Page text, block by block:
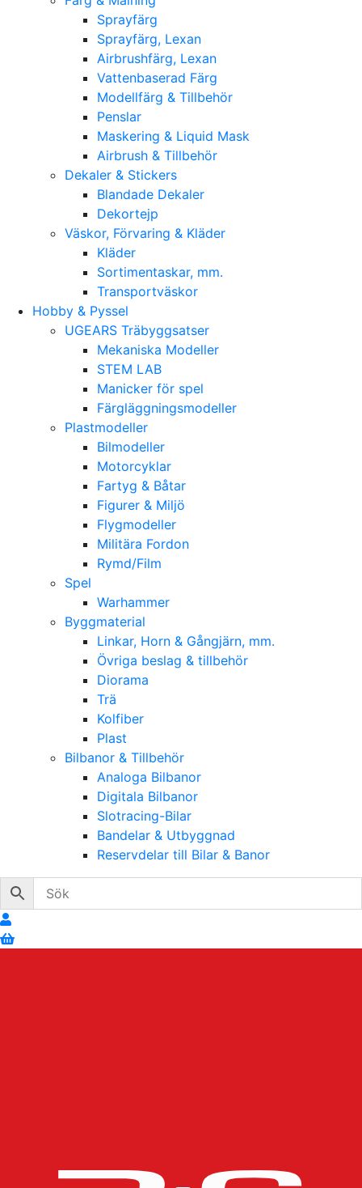
Sprayfärg
Sprayfärg, Lexan
Airbrushfärg, Lexan
Vattenbaserad Färg
Modellfärg & Tillbehör
Penslar
Maskering & Liquid Mask
Airbrush & Tillbehör
Dekaler & Stickers
Blandade Dekaler
Dekortejp
Väskor, Förvaring & Kläder
Kläder
Sortimentaskar, mm.
Transportväskor
Hobby & Pyssel
UGEARS Träbyggsatser
Mekaniska Modeller
STEM LAB
Manicker för spel
Färgläggningsmodeller
Plastmodeller
Bilmodeller
Motorcyklar
Fartyg & Båtar
Figurer & Miljö
Flygmodeller
Militära Fordon
Rymd/Film
Spel
Warhammer
Byggmaterial
Linkar, Horn & Gångjärn, mm.
Övriga beslag & tillbehör
Diorama
Trä
Kolfiber
Plast
Bilbanor & Tillbehör
Analoga Bilbanor
Digitala Bilbanor
Slotracing-Bilar
Bandelar & Utbyggnad
Reservdelar till Bilar & Banor